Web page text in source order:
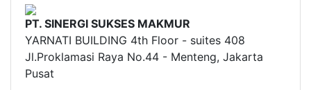
PT. SINERGI SUKSES MAKMUR
YARNATI BUILDING 4th Floor - suites 408
Jl.Proklamasi Raya No.44 - Menteng, Jakarta
Pusat